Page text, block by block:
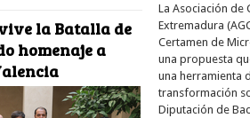
la Batalla de
homenaje a
La Asociación de
Extremadura
Certamen de
una propuesta
una herramienta
transformación
Diputación de